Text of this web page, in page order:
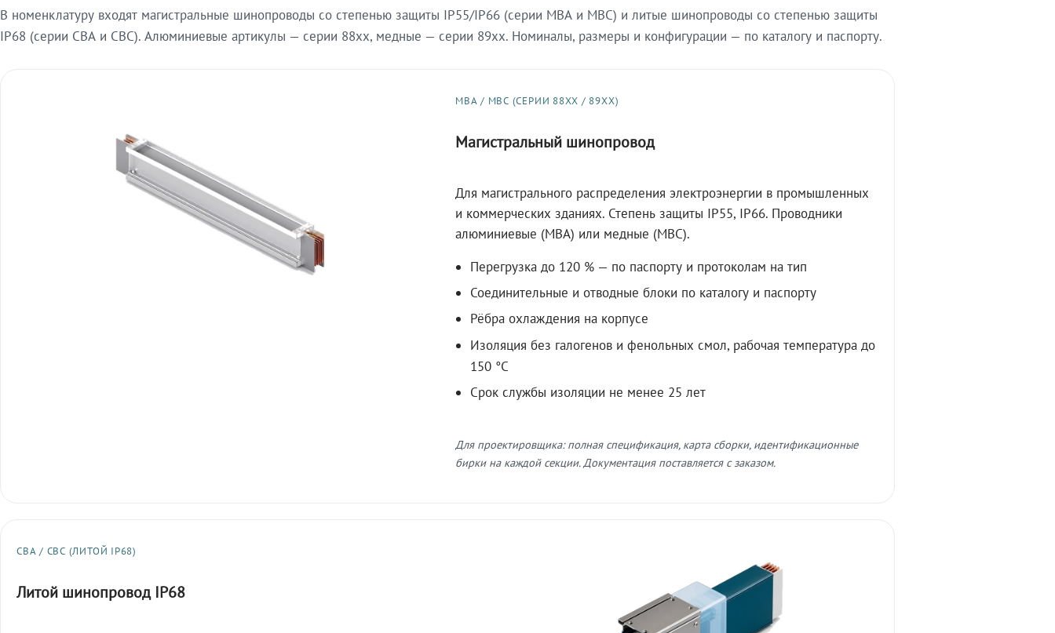
В номенклатуру входят магистральные шинопроводы со степенью защиты IP55/IP66 (серии МВА и МВС) и литые шинопроводы со степенью защиты
IP68 (серии СВА и СВС). Алюминиевые артикулы — серии 88xx, медные — серии 89xx. Номиналы, размеры и конфигурации — по каталогу и паспорту.
МВА / МВС (СЕРИИ 88XX / 89XX)
Магистральный шинопровод
Для магистрального распределения электроэнергии в промышленных
и коммерческих зданиях. Степень защиты IP55, IP66. Проводники
алюминиевые (МВА) или медные (МВС).
Перегрузка до 120 % — по паспорту и протоколам на тип
Соединительные и отводные блоки по каталогу и паспорту
Рёбра охлаждения на корпусе
Изоляция без галогенов и фенольных смол, рабочая температура до
150 °C
Срок службы изоляции не менее 25 лет
Для проектировщика: полная спецификация, карта сборки, идентификационные
бирки на каждой секции. Документация поставляется с заказом.
СВА / СВС (ЛИТОЙ IP68)
Литой шинопровод IP68